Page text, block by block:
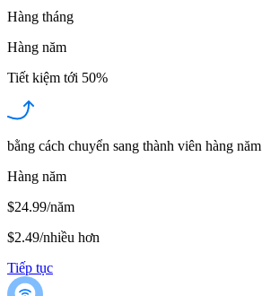
Hàng tháng
Hàng năm
Tiết kiệm tới 50%
bằng cách chuyển sang thành viên hàng năm
Hàng năm
$24.99/năm
$2.49/nhiều hơn
Tiếp tục